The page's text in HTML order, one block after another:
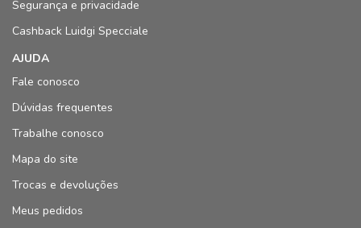
Segurança e privacidade
Cashback Luidgi Specciale
AJUDA
Fale conosco
Dúvidas frequentes
Trabalhe conosco
Mapa do site
Trocas e devoluções
Meus pedidos